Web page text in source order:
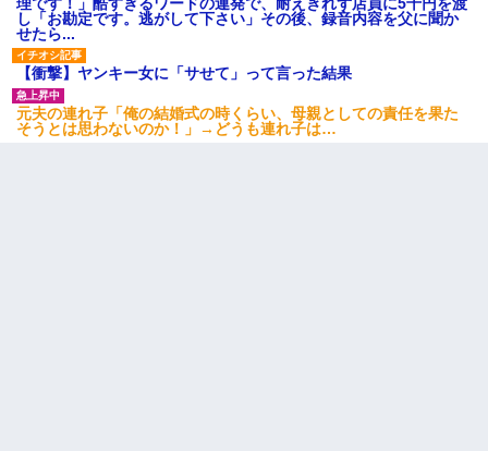
し「お勘定です。逃がして下さい」その後、録音内容を父に聞か
せたら...
【衝撃】ヤンキー女に「サせて」って言った結果
元夫の連れ子「俺の結婚式の時くらい、母親としての責任を果た
そうとは思わないのか！」→どうも連れ子は…